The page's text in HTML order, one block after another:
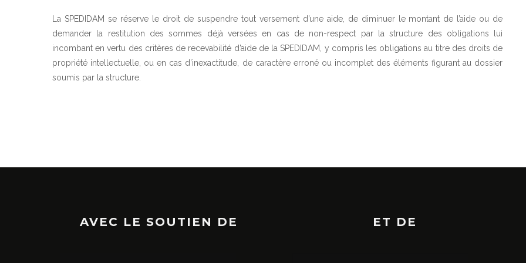
La SPEDIDAM se réserve le droit de suspendre tout versement d’une aide, de diminuer le montant de l’aide ou de
demander la restitution des sommes déjà versées en cas de non-respect par la structure des obligations lui
incombant en vertu des critères de recevabilité d’aide de la SPEDIDAM, y compris les obligations au titre des droits de
propriété intellectuelle, ou en cas d’inexactitude, de caractère erroné ou incomplet des éléments figurant au dossier
soumis par la structure.
AVEC LE SOUTIEN DE ET DE